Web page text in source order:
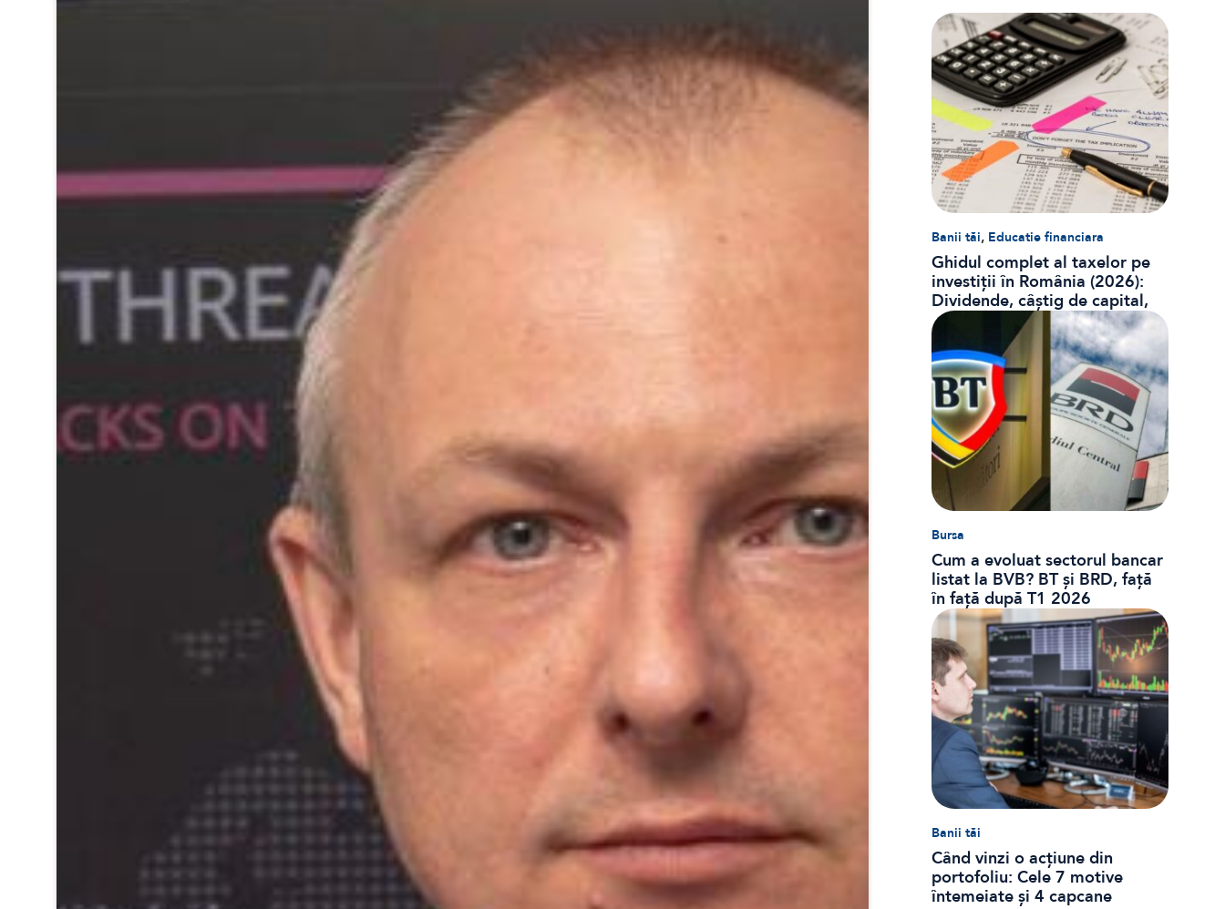
Banii tăi, Educatie financiara
Ghidul complet al taxelor pe
investiții în România (2026):
Dividende, câștig de capital,
dobânzi și CASS
Bursa
Cum a evoluat sectorul bancar
listat la BVB? BT și BRD, față
în față după T1 2026
Banii tăi
Când vinzi o acțiune din
portofoliu: Cele 7 motive
întemeiate și 4 capcane